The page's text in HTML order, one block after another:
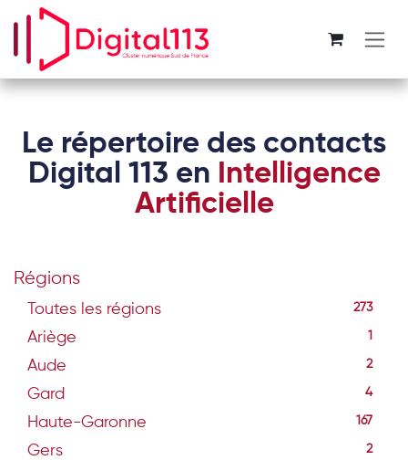
Se rendre au contenu
Le répertoire des contacts
Digital 113 en Intelligence
Artificielle
Régions
Toutes les régions 273
Ariège 1
Aude 2
Gard 4
Haute-Garonne 167
Gers 2